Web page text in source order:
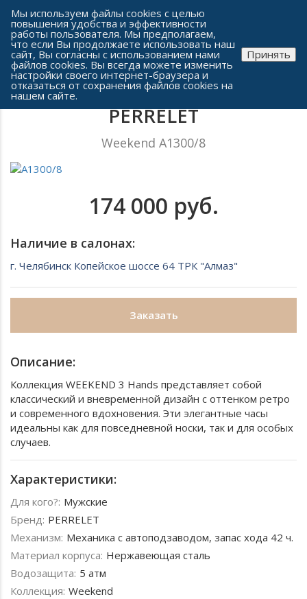
Сеть часовых салонов г. Челябинска
Мужские часы
PERRELET
Weekend A1300/8
174 000 руб.
Наличие в салонах:
г. Челябинск Копейское шоссе 64 ТРК "Алмаз"
Заказать
Описание:
Коллекция WEEKEND 3 Hands представляет собой
классический и вневременной дизайн с оттенком ретро
и современного вдохновения. Эти элегантные часы
идеальны как для повседневной носки, так и для особых
случаев.
Характеристики:
Для кого?: Мужские
Бренд: PERRELET
Механизм: Механика с автоподзаводом, запас хода 42 ч.
Материал корпуса: Нержавеющая сталь
Водозащита: 5 атм
Коллекция: Weekend
Мы используем файлы cookies с целью
повышения удобства и эффективности
работы пользователя. Мы предполагаем,
что если Вы продолжаете использовать наш
сайт, Вы согласны с использованием нами
файлов cookies. Вы всегда можете изменить
настройки своего интернет-браузера и
отказаться от сохранения файлов cookies на
нашем сайте.
Принять